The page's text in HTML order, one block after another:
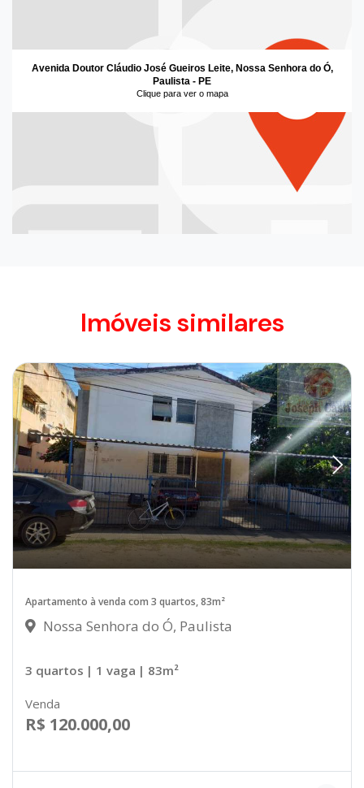
Avenida Doutor Cláudio José Gueiros Leite, Nossa Senhora do Ó,
Paulista - PE
Clique para ver o mapa
Imóveis similares
Apartamento à venda com 3 quartos, 83m²
Nossa Senhora do Ó, Paulista
3 quartos | 1 vaga | 83m²
Venda
R$ 120.000,00